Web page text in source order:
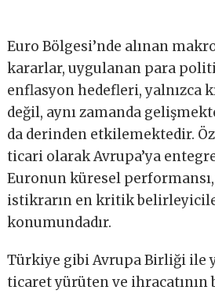
Euro Bölgesi’nde alınan
kararlar, uygulanan para
enflasyon hedefleri, yalnızca
değil, aynı zamanda
da derinden etkilemektedir.
ticari olarak Avrupa’ya
Euronun küresel
istikrarın en kritik
konumundadır.
Türkiye gibi Avrupa Birliği ile
ticaret yürüten ve ihracatının